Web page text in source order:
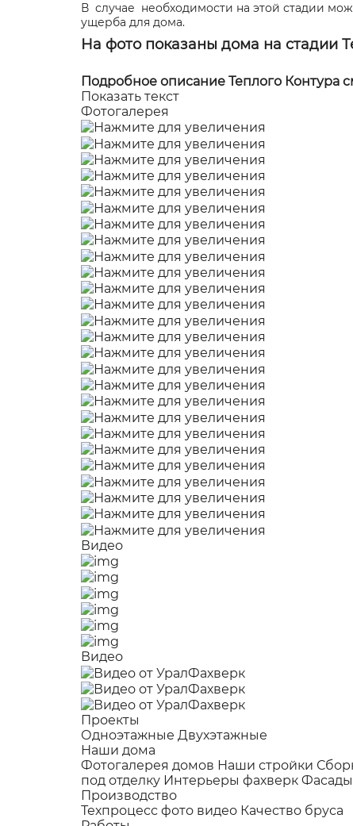
В случае необходимости на этой стадии
ущерба для дома.
На фото показаны дома на стадии
Подробное описание Теплого Контура
Показать текст
Фотогалерея
Видео
Видео
Проекты
Одноэтажные Двухэтажные
Наши дома
Фотогалерея домов Наши стройки
под отделку Интерьеры фахверк
Производство
Техпроцесс фото видео Качество бруса